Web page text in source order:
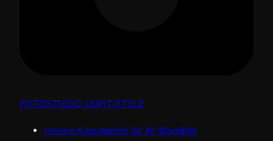
FOTOSTUDIO LIGHT-STYLE
Unsere Kunstgalerie für Ihr Wandbild